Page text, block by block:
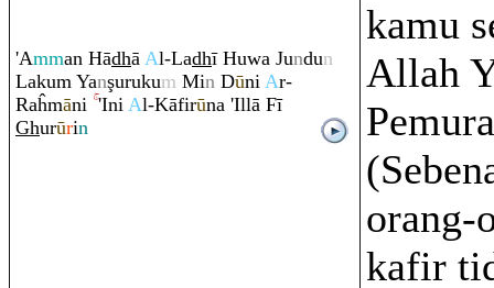
'Amman Hādhā Al-Ladhī Huwa Jundun
Lakum Yanşurukum Min Dūni Ar-
Raĥmāni 'Ini Al-Kāfirūna 'Illā Fī
Ghurūrin
kamu
Allah
orang-
kafir